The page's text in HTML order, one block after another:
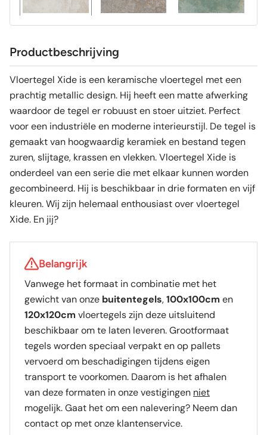
Productbeschrijving
Vloertegel Xide is een keramische vloertegel met een
prachtig metallic design. Hij heeft een matte afwerking
waardoor de tegel er robuust en stoer uitziet. Perfect
voor een industriële en moderne interieurstijl. De tegel is
gemaakt van hoogwaardig keramiek en bestand tegen
zuren, slijtage, krassen en vlekken. Vloertegel Xide is
onderdeel van een serie die met elkaar kunnen worden
gecombineerd. Hij is beschikbaar in drie formaten en vijf
kleuren. Wij zijn helemaal enthousiast over vloertegel
Xide. En jij?
Belangrijk
Vanwege het formaat in combinatie met het
gewicht van onze buitentegels,100x100cm en
120x120cm vloertegels zijn deze uitsluitend
beschikbaar om te laten leveren. Grootformaat
tegels worden speciaal verpakt en op pallets
vervoerd om beschadigingen tijdens eigen
transport te voorkomen. Daarom is het afhalen
van deze formaten in onze vestigingen niet
mogelijk. Gaat het om een nalevering? Neem dan
contact op met onze klantenservice.